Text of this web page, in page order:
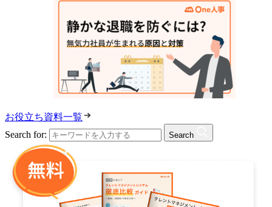
お役立ち資料一覧
Search for:
Search